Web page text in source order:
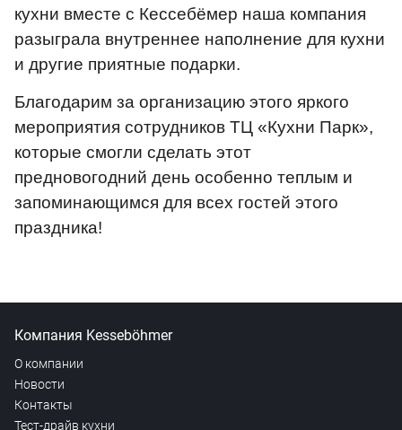
кухни вместе с Кессебёмер наша компания
разыграла внутреннее наполнение для кухни
и другие приятные подарки.
Благодарим за организацию этого яркого
мероприятия сотрудников ТЦ «Кухни Парк»,
которые смогли сделать этот
предновогодний день особенно теплым и
запоминающимся для всех гостей этого
праздника!
Компания Kesseböhmer
О компании
Новости
Контакты
Тест-драйв кухни